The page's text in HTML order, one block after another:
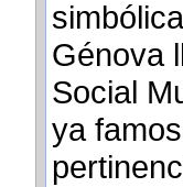
Génova
Social
ya